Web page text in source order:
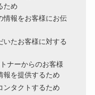
ため
情報をお客様にお伝
いたお客様に対する
ナーからのお客様
報を提供するため
ンタクトするため